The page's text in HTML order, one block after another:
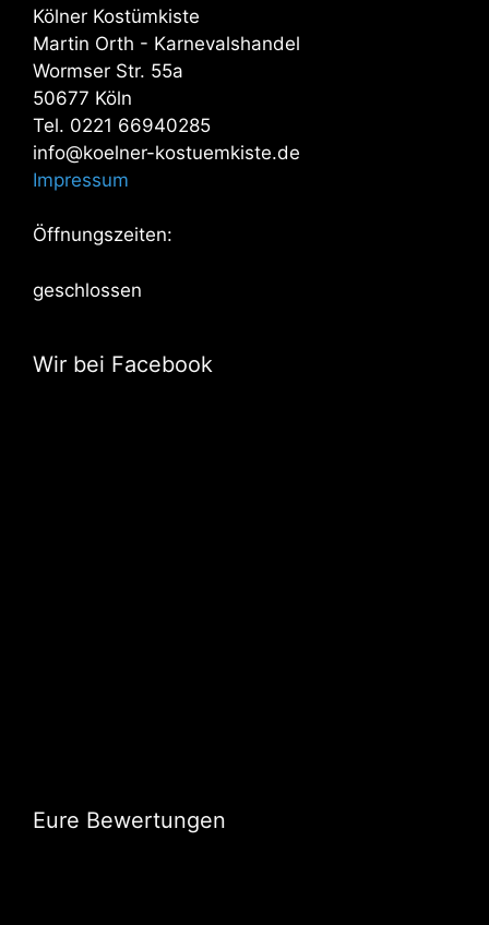
Kölner Kostümkiste
Martin Orth - Karnevalshandel
Wormser Str. 55a
50677 Köln
Tel. 0221 66940285
info@koelner-kostuemkiste.de
Impressum
Öffnungszeiten:
geschlossen
Wir bei Facebook
Eure Bewertungen